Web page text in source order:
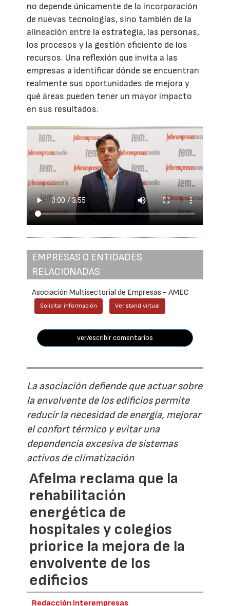
no depende únicamente de la incorporación
de nuevas tecnologías, sino también de la
alineación entre la estrategia, las personas,
los procesos y la gestión eficiente de los
recursos. Una reflexión que invita a las
empresas a identificar dónde se encuentran
realmente sus oportunidades de mejora y
qué áreas pueden tener un mayor impacto
en sus resultados.
EMPRESAS O ENTIDADES
RELACIONADAS
Asociación Multisectorial de Empresas - AMEC
Solicitar información Ver stand virtual
ver/escribir comentarios
La asociación defiende que actuar sobre
la envolvente de los edificios permite
reducir la necesidad de energía, mejorar
el confort térmico y evitar una
dependencia excesiva de sistemas
activos de climatización
Afelma reclama que la
rehabilitación
energética de
hospitales y colegios
priorice la mejora de la
envolvente de los
edificios
Redacción Interempresas